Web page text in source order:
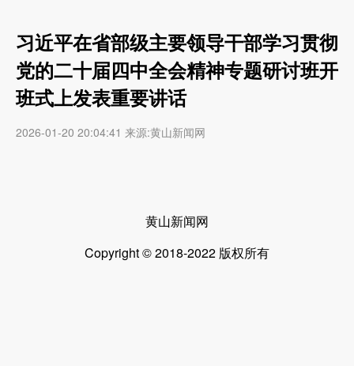
习近平在省部级主要领导干部学习贯彻
党的二十届四中全会精神专题研讨班开
班式上发表重要讲话
2026-01-20 20:04:41 来源:黄山新闻网
黄山新闻网
Copyright © 2018-2022 版权所有